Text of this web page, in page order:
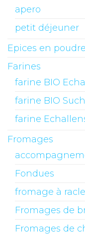
apero
petit déjeuner
Epices en poudre
Farines
farine BIO
farine BIO
farine
Fromages
Fondues
fromage à
Fromages de
Fromages de